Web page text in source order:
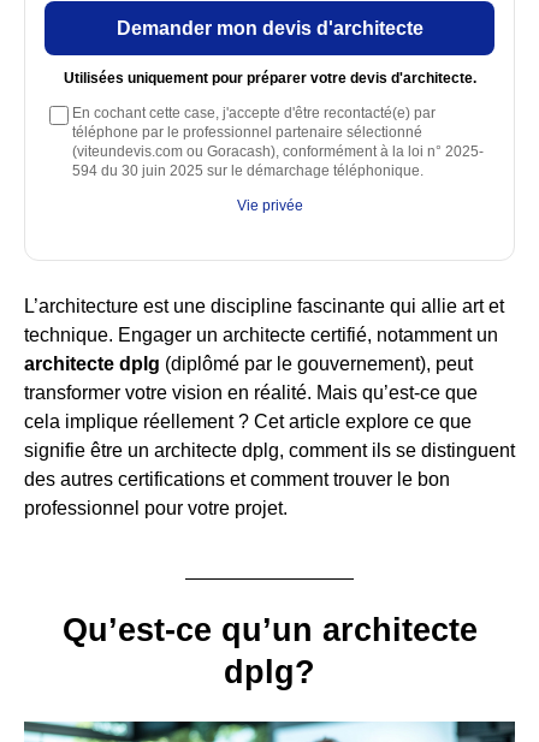
Demander mon devis d'architecte
Utilisées uniquement pour préparer votre devis d'architecte.
En cochant cette case, j'accepte d'être recontacté(e) par
téléphone par le professionnel partenaire sélectionné
(viteundevis.com ou Goracash), conformément à la loi n° 2025-
594 du 30 juin 2025 sur le démarchage téléphonique.
Vie privée
L’architecture est une discipline fascinante qui allie art et
technique. Engager un architecte certifié, notamment un
architecte dplg (diplômé par le gouvernement), peut
transformer votre vision en réalité. Mais qu’est-ce que
cela implique réellement ? Cet article explore ce que
signifie être un architecte dplg, comment ils se distinguent
des autres certifications et comment trouver le bon
professionnel pour votre projet.
Qu’est-ce qu’un architecte
dplg?